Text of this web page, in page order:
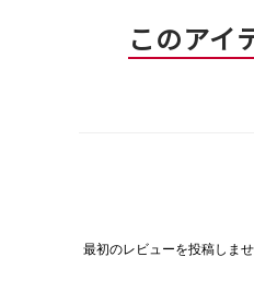
このアイ
最初のレビューを投稿しま